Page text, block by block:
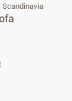
Scandinavia